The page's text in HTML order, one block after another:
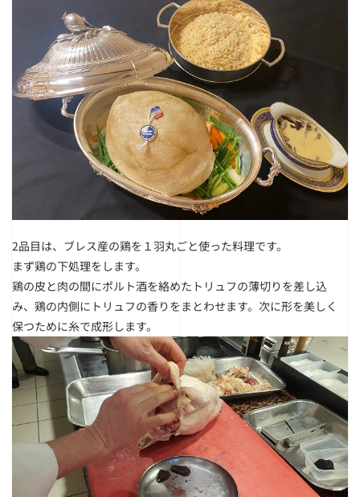
2品目は、ブレス産の鶏を１羽丸ごと使った料理です。
まず鶏の下処理をします。
鶏の皮と肉の間にポルト酒を絡めたトリュフの薄切りを差し込
み、鶏の内側にトリュフの香りをまとわせます。次に形を美しく
保つために糸で成形します。